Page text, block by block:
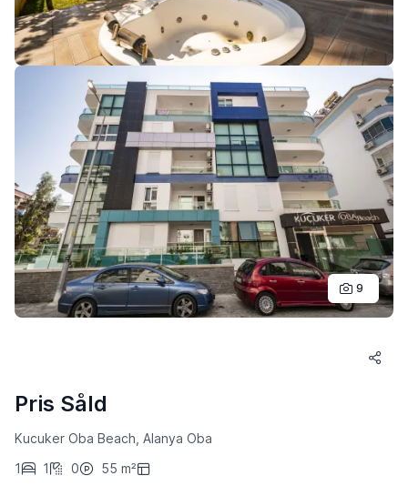
9
Pris Såld
Kucuker Oba Beach, Alanya Oba
1
1 0 55 m²